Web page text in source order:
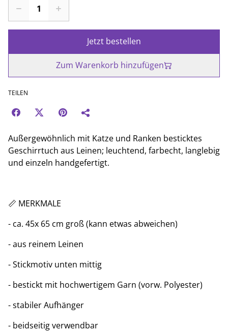
Jetzt bestellen
Zum Warenkorb hinzufügen
TEILEN
Außergewöhnlich mit Katze und Ranken besticktes
Geschirrtuch aus Leinen; leuchtend, farbecht, langlebig
und einzeln handgefertigt.
📏 MERKMALE
- ca. 45x 65 cm groß (kann etwas abweichen)
- aus reinem Leinen
- Stickmotiv unten mittig
- bestickt mit hochwertigem Garn (vorw. Polyester)
- stabiler Aufhänger
- beidseitig verwendbar